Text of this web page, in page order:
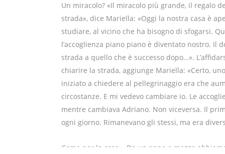
Un miracolo? «Il miracolo più grande, il regalo
strada», dice Mariella: «Oggi la nostra casa è
studiare, al vicino che ha bisogno di sfogarsi.
l’accoglienza piano piano è diventato nostro. Il
strada a quello che è successo dopo…».
chiarire la strada, aggiunge Mariella: «Certo,
iniziato a chiedere al pellegrinaggio era che
circostanze. E mi vedevo cambiare io. Le
mentre cambiava Adriano. Non viceversa. Il
ogni giorno. Rimanevano gli stessi, ma era
Come per la casa. «Da un anno e mezzo